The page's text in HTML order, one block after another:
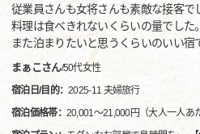
従業員さんも女将さんも素敵な接客で
料理は食べきれないくらいの量でした。
また泊まりたいと思うくらいのいい宿
まぁこさん/50代女性
宿泊日/目的：2025-11 夫婦旅行
宿泊価格帯： 20,001～21,000円（大人一人あ